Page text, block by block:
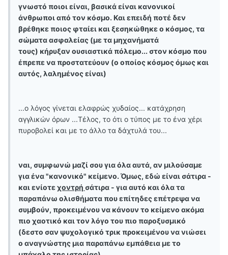
γνωστό ποιοι είναι, βασικά είναι κανονικοί
άνθρωποι από τον κόσμο. Και επειδή ποτέ δεν
βρέθηκε ποιος φταίει και ξεσηκώθηκε ο κόσμος, τα
σώματα ασφαλείας (με τα μηχανήματά
τους) κήρυξαν ουσιαστικά πόλεμο... στον κόσμο που
έπρεπε να προστατεύουν (ο οποίος κόσμος όμως και
αυτός, λαλημένος είναι)
...ο λόγος γίνεται ελαφρώς χυδαίος... κατάχρηση
αγγλικών όρων ...Τέλος, το ότι ο τύπος με το ένα χέρι
πυροβολεί και με το άλλο τα δάχτυλά του...
ναι, συμφωνώ μαζί σου για όλα αυτά, αν μιλούσαμε
για ένα "κανονικό" κείμενο. Όμως, εδώ είναι σάτιρα -
και ενίοτεχοντρή σάτιρα - για αυτό και όλα τα
παραπάνω ολισθήματα που επίτηδες επέτρεψα να
συμβούν, προκειμένου να κάνουν το κείμενο ακόμα
πιο χαοτικό και τον λόγο του πιο παροξυσμικό
(δεστο σαν ψυχολογικό τρικ προκειμένου να νιώσει
ο αναγνώστης μια παραπάνω εμπάθεια με το